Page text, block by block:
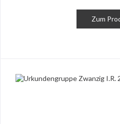
Zum